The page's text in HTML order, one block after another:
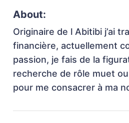
About:
Originaire de l Abitibi j’ai
financière, actuellement
passion, je fais de la
recherche de rôle muet
pour me consacrer à ma